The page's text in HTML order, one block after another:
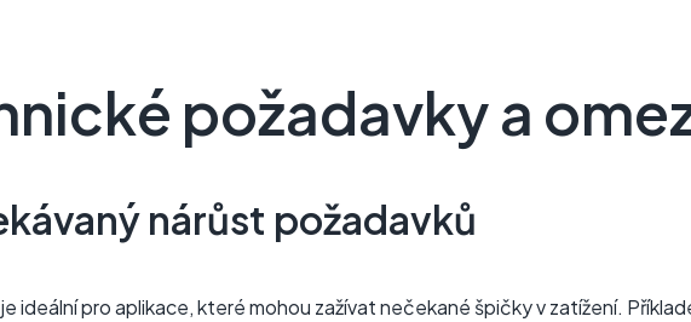
požadavky a
nárůst požadavků
ideální pro aplikace, které mohou zažívat nečekané špičky v zatížení.